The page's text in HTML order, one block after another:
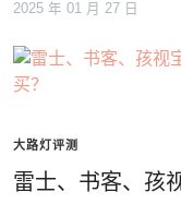
2025 年 01 月 27 日
大路灯评测
雷士、书客、孩